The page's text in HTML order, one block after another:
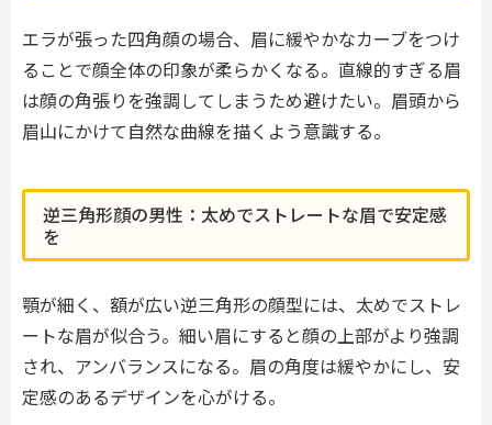
エラが張った四角顔の場合、眉に緩やかなカーブをつけ
ることで顔全体の印象が柔らかくなる。直線的すぎる眉
は顔の角張りを強調してしまうため避けたい。眉頭から
眉山にかけて自然な曲線を描くよう意識する。
逆三角形顔の男性：太めでストレートな眉で安定感
を
顎が細く、額が広い逆三角形の顔型には、太めでストレ
ートな眉が似合う。細い眉にすると顔の上部がより強調
され、アンバランスになる。眉の角度は緩やかにし、安
定感のあるデザインを心がける。